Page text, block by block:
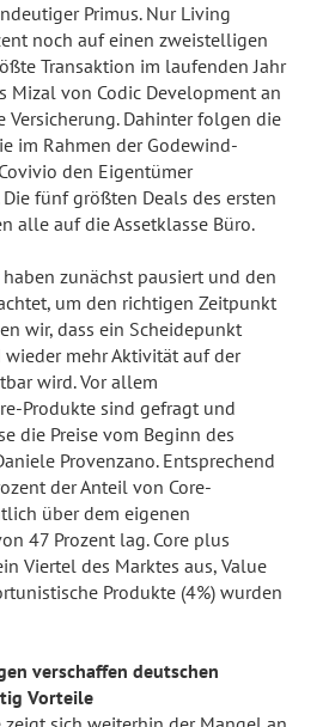
Primus. Nur Living
noch auf einen zweistelligen
Transaktion im laufenden Jahr
Mizal von Codic Development an
Versicherung. Dahinter folgen die
im Rahmen der Godewind-
den Eigentümer
fünf größten Deals des ersten
alle auf die Assetklasse Büro.
haben zunächst pausiert und den
um den richtigen Zeitpunkt
wir, dass ein Scheidepunkt
mehr Aktivität auf der
wird. Vor allem
Produkte sind gefragt und
die Preise vom Beginn des
Provenzano. Entsprechend
der Anteil von Core-
über dem eigenen
47 Prozent lag. Core plus
Viertel des Marktes aus, Value
Produkte (4%) wurden
verschaffen deutschen
Vorteile